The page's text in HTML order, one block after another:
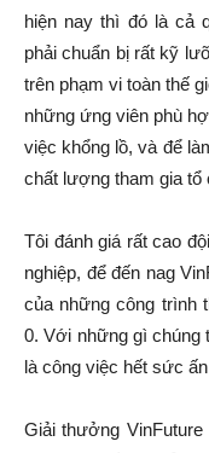
hiện nay thì đó là cả
phải chuẩn bị rất kỹ
trên phạm vi toàn thế
những ứng viên phù
việc khổng lồ, và để
chất lượng tham gia
Tôi đánh giá rất cao
nghiệp, để đến nag
của những công trình
0. Với những gì chúng
là công việc hết sức
Giải thưởng